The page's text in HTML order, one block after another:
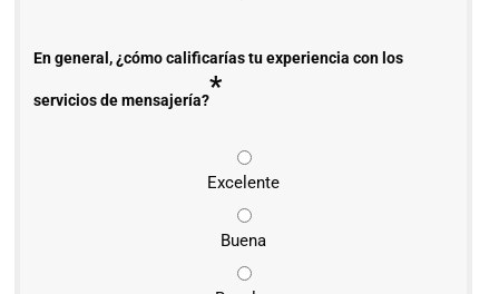
En general, ¿cómo calificarías tu experiencia con los
servicios de mensajería?*
Excelente
Buena